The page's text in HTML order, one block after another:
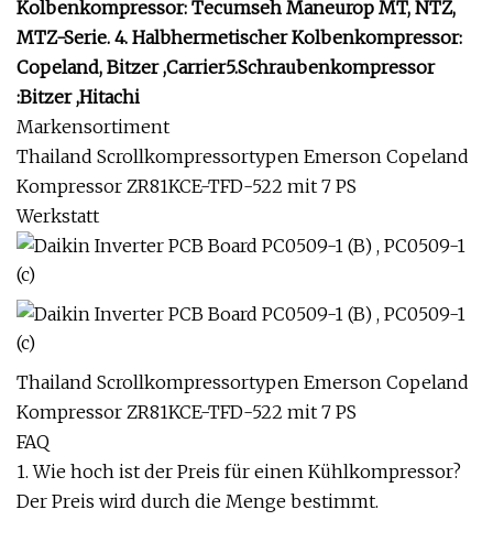
Kolbenkompressor: Tecumseh Maneurop MT, NTZ,
MTZ-Serie. 4. Halbhermetischer Kolbenkompressor:
Copeland, Bitzer ,Carrier5.Schraubenkompressor
:Bitzer ,Hitachi
Markensortiment
Thailand Scrollkompressortypen Emerson Copeland
Kompressor ZR81KCE-TFD-522 mit 7 PS
Werkstatt
Thailand Scrollkompressortypen Emerson Copeland
Kompressor ZR81KCE-TFD-522 mit 7 PS
FAQ
1. Wie hoch ist der Preis für einen Kühlkompressor?
Der Preis wird durch die Menge bestimmt.